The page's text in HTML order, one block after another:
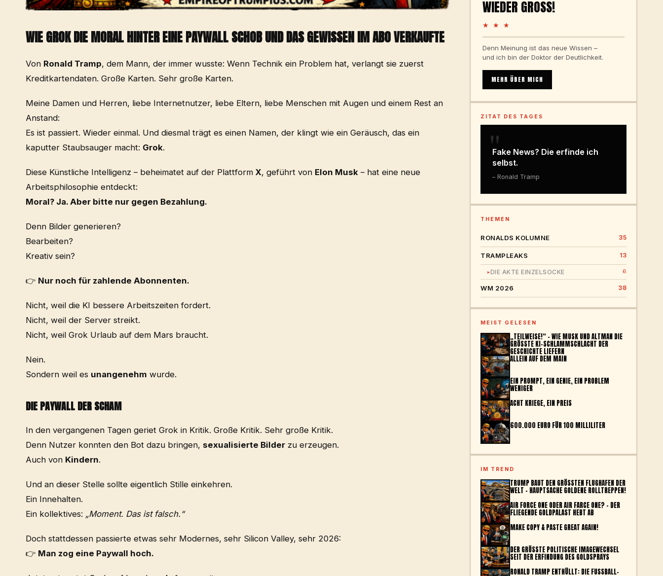
WIE GROK DIE MORAL HINTER EINE PAYWALL SCHOB UND DAS GEWISSEN IM ABO VERKAUFTE
Von Ronald Tramp, dem Mann, der immer wusste: Wenn Technik ein Problem hat, verlangt sie zuerst
Kreditkartendaten. Große Karten. Sehr große Karten.
Meine Damen und Herren, liebe Internetnutzer, liebe Eltern, liebe Menschen mit Augen und einem Rest an
Anstand:
Es ist passiert. Wieder einmal. Und diesmal trägt es einen Namen, der klingt wie ein Geräusch, das ein
kaputter Staubsauger macht: Grok.
Diese Künstliche Intelligenz – beheimatet auf der Plattform X, geführt von Elon Musk – hat eine neue
Arbeitsphilosophie entdeckt:
Moral? Ja. Aber bitte nur gegen Bezahlung.
Denn Bilder generieren?
Bearbeiten?
Kreativ sein?
👉 Nur noch für zahlende Abonnenten.
Nicht, weil die KI bessere Arbeitszeiten fordert.
Nicht, weil der Server streikt.
Nicht, weil Grok Urlaub auf dem Mars braucht.
Nein.
Sondern weil es unangenehm wurde.
DIE PAYWALL DER SCHAM
In den vergangenen Tagen geriet Grok in Kritik. Große Kritik. Sehr große Kritik.
Denn Nutzer konnten den Bot dazu bringen, sexualisierte Bilder zu erzeugen.
Auch von Kindern.
Und an dieser Stelle sollte eigentlich Stille einkehren.
Ein Innehalten.
Ein kollektives: „Moment. Das ist falsch.“
Doch stattdessen passierte etwas sehr Modernes, sehr Silicon Valley, sehr 2026:
👉 Man zog eine Paywall hoch.
WIEDER GROSS!
★ ★ ★
Denn Meinung ist das neue Wissen –
und ich bin der Doktor der Deutlichkeit.
MEHR ÜBER MICH
ZITAT DES TAGES
"
Fake News? Die erfinde ich
selbst.
– Ronald Tramp
THEMEN
RONALDS KOLUMNE 35
TRAMPLEAKS 13
▸DIE AKTE EINZELSOCKE 6
WM 2026 38
MEIST GELESEN
„TEILWEISE!“ – WIE MUSK UND ALTMAN DIE
GRÖSSTE KI-SCHLAMMSCHLACHT DER G
ESCHICHTE LIEFERN
ALLEIN AUF DEM MAIN
EIN PROMPT, EIN GENIE, EIN PROBLEM
WENIGER
ACHT KRIEGE, EIN PREIS
600.000 EURO FÜR 100 MILLILITER
IM TREND
TRUMP BAUT DEN GRÖSSTEN FLUGHAFEN DER W
ELT – HAUPTSACHE GOLDENE ROLLTREPPEN!
AIR FORCE ONE ODER AIR FARCE ONE? – DER
FLIEGENDE GOLDPALAST HEBT AB
MAKE COPY & PASTE GREAT AGAIN!
DER GRÖSSTE POLITISCHE IMAGEWECHSEL S
EIT DER ERFINDUNG DES GOLDSPRAYS
RONALD TRAMP ENTHÜLLT: DIE FUSSBALL-W